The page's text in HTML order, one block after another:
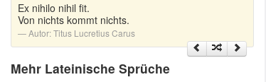
Ex nihilo nihil fit.
Von nichts kommt nichts.
Autor:Titus Lucretius Carus
Mehr Lateinische Sprüche